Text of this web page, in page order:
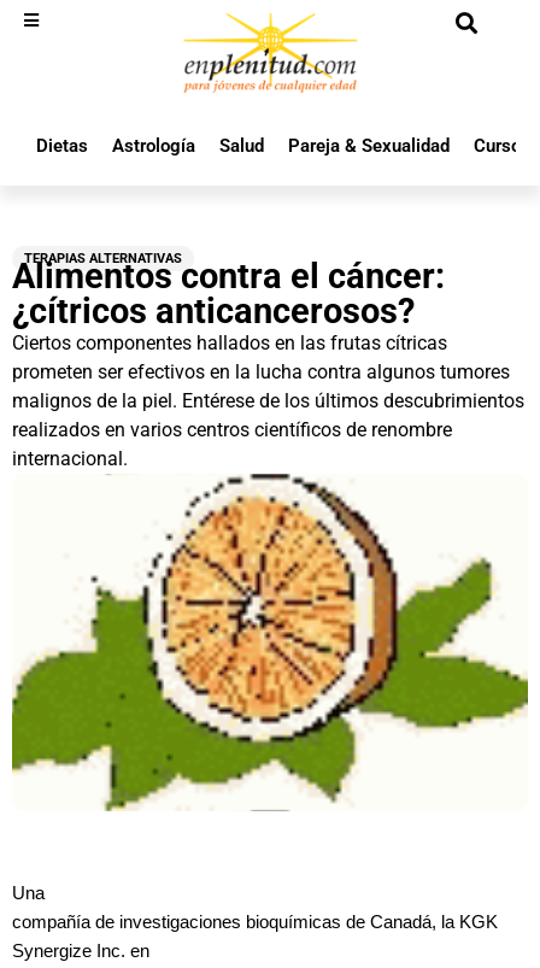
Dietas Astrología Salud Pareja & Sexualidad Cursos
TERAPIAS ALTERNATIVAS
Alimentos contra el cáncer:
¿cítricos anticancerosos?
Ciertos componentes hallados en las frutas cítricas
prometen ser efectivos en la lucha contra algunos tumores
malignos de la piel. Entérese de los últimos descubrimientos
realizados en varios centros científicos de renombre
internacional.
Una
compañía de investigaciones bioquímicas de Canadá, la KGK
Synergize Inc. en